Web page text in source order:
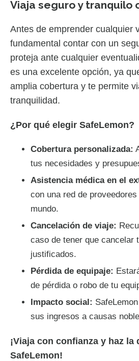
Viaja seguro y tranquilo
Antes de emprender cualquier
fundamental contar con un
proteja ante cualquier
es una excelente opción, ya
amplia cobertura y te permite
tranquilidad.
¿Por qué elegir SafeLemon?
Cobertura personalizada:
tus necesidades y
Asistencia médica en el
con una red de
mundo.
Cancelación de viaje:
caso de tener que cancelar
justificados.
Pérdida de equipaje:
de pérdida o robo de tu
Impacto social:
sus ingresos a causas
¡Viaja con confianza y haz la
SafeLemon!